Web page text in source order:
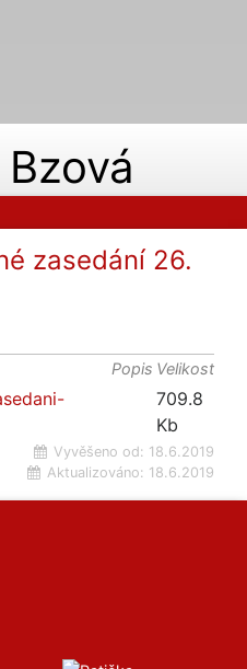
zasedání 26.
Popis Velikost
709.8
Kb
Vyvěšeno od: 18.6.2019
Aktualizováno: 18.6.2019